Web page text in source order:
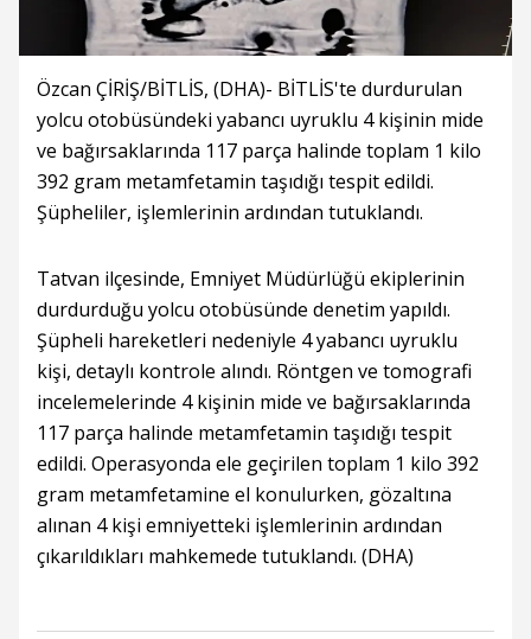
Özcan ÇİRİŞ/BİTLİS, (DHA)- BİTLİS'te durdurulan
yolcu otobüsündeki yabancı uyruklu 4 kişinin mide
ve bağırsaklarında 117 parça halinde toplam 1 kilo
392 gram metamfetamin taşıdığı tespit edildi.
Şüpheliler, işlemlerinin ardından tutuklandı.
Tatvan ilçesinde, Emniyet Müdürlüğü ekiplerinin
durdurduğu yolcu otobüsünde denetim yapıldı.
Şüpheli hareketleri nedeniyle 4 yabancı uyruklu
kişi, detaylı kontrole alındı. Röntgen ve tomografi
incelemelerinde 4 kişinin mide ve bağırsaklarında
117 parça halinde metamfetamin taşıdığı tespit
edildi. Operasyonda ele geçirilen toplam 1 kilo 392
gram metamfetamine el konulurken, gözaltına
alınan 4 kişi emniyetteki işlemlerinin ardından
çıkarıldıkları mahkemede tutuklandı. (DHA)